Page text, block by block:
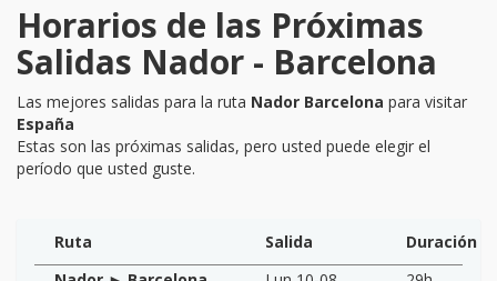
Horarios de las Próximas
Salidas Nador - Barcelona
Las mejores salidas para la ruta Nador Barcelona para visitar
España
Estas son las próximas salidas, pero usted puede elegir el
período que usted guste.
Ruta Salida
Duración